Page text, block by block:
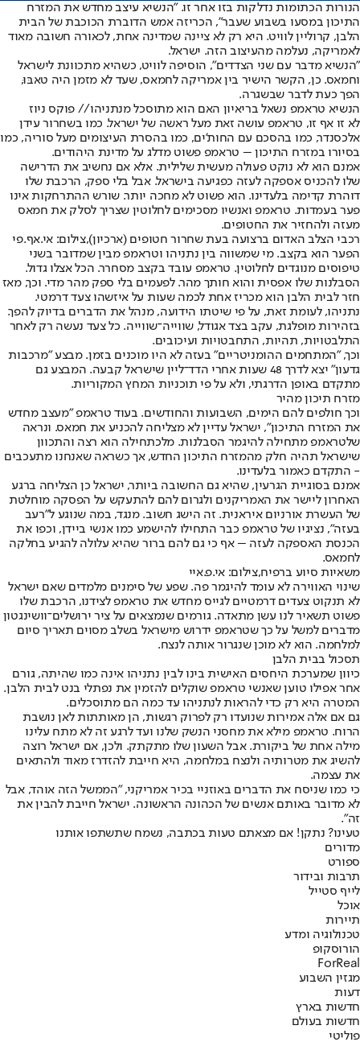
הנורות הכתומות נדלקות בזו אחר זו. "הנשיא עיצב מחדש את המזרח
התיכון במסעו בשבוע שעבר", הכריזה אמש הדוברת הכוכבת של הבית
הלבן, קרוליין לוויט. היא רק לא ציינה שמדינה אחת, לכאורה חשובה מאוד
לאמריקה, נעלמה מהעיצוב הזה. ישראל.
"הנשיא מדבר עם שני הצדדים", הוסיפה לוויט, כשהיא מתכוונת לישראל
וחמאס. כן, הקשר הישיר בין אמריקה לחמאס, שעד לא מזמן היה טאבּוּ,
הפך כעת לדבר שבשגרה.
הנשיא טראמפ נשאל בריאיון האם הוא מתוסכל מנתניהו// פוקס ניוז
לא זו אף זו, טראמפ עושה זאת מעל ראשה של ישראל. כמו בשחרור עידן
אלכסנדר, כמו בהסכם עם החות'ים, כמו בהסרת העיצומים מעל סוריה, כמו
בסיורו במזרח התיכון – טראמפ פשוט מדלג על מדינת היהודים.
אמנם הוא לא נוקט פעולה מעשית שלילית. אלא אם נחשיב את הדרישה
שלו להכניס אספקה לעזה כפגיעה בישראל. אבל בלי ספק, הרכבת שלו
דוהרת קדימה בלעדינו. הוא פשוט לא מחכה יותר. שורש ההתרחקות אינו
פער בעמדות. טראמפ ואנשיו מסכימים לחלוטין שצריך לסלק את חמאס
מעזה ולהחזיר את החטופים.
רכבי הצלב האדום ברצועה בעת שחרור חטופים (ארכיון),צילום: אי.אף.פי
הפער הוא בקצב. מי שמשווה בין נתניהו וטראמפ מבין שמדובר בשני
טיפוסים מנוגדים לחלוטין. טראמפ עובד בקצב מסחרר. הכל אצלו גדול.
הסבלנות שלו אפסית והוא חותך מהר. לפעמים בלי ספק מהר מדי. וכך, מאז
חזר לבית הלבן הוא מכריז אחת לכמה שעות על איזשהו צעד דרמטי.
נתניהו, לעומת זאת, על פי שיטתו הידועה, מנהל את הדברים בדיוק להפך.
בזהירות מופלגת, עקב בצד אגודל, שווייה־שווייה. כל צעד נעשה רק לאחר
התלבטויות, תהיות, התחבטויות ועיכובים.
וכך, "המתחמים ההומניטריים" בעזה לא היו מוכנים בזמן. מבצע "מרכבות
גדעון" יצא לדרך 48 שעות אחרי הדד־ליין שישראל קבעה. המבצע גם
מתקדם באופן הדרגתי, ולא על פי תוכניות המחץ המקוריות.
מזרח תיכון מהיר
וכך חולפים להם הימים, השבועות והחודשים. בעוד טראמפ "מעצב מחדש
את המזרח התיכון", ישראל עדיין לא מצליחה להכניע את חמאס. ונראה
שלטראמפ מתחילה להיגמר הסבלנות. מלכתחילה הוא רצה והתכוון
שישראל תהיה חלק מהמזרח התיכון החדש, אך כשראה שאנחנו מתעכבים
- התקדם כאמור בלעדינו.
אמנם בסוגיית הגרעין, שהיא גם החשובה ביותר, ישראל כן הצליחה ברגע
האחרון ליישר את האמריקנים ולגרום להם להתעקש על הפסקה מוחלטת
של העשרת אורניום איראנית. זה הישג חשוב. מנגד, במה שנוגע ל"רעב
בעזה", נציגיו של טראמפ כבר התחילו להישמע כמו אנשי ביידן, וכפו את
הכנסת האספקה לעזה – אף כי גם להם ברור שהיא עלולה להגיע בחלקה
לחמאס.
משאיות סיוע ברפיח,צילום: אי.פ.איי
שינוי האווירה לא עומד להיגמר פה. שפע של סימנים מלמדים שאם ישראל
לא תנקוט צעדים דרמטיים לגייס מחדש את טראמפ לצידנו, הרכבת שלו
פשוט תשאיר לנו עשן מתאדה. גורמים שנמצאים על ציר ירושלים־וושינגטון
מדברים למשל על כך שטראמפ ידרוש מישראל בשלב מסוים תאריך סיום
למלחמה. הוא לא מוכן שנגרור אותה לנצח.
תסכול בבית הלבן
כיוון שמערכת היחסים האישית בינו לבין נתניהו אינה כמו שהיתה, גורם
אחר אפילו טוען שאנשי טראמפ שוקלים להזמין את נפתלי בנט לבית הלבן.
המטרה היא רק כדי להראות לנתניהו עד כמה הם מתוסכלים.
גם אם אלה אמירות שנועדו רק לפרוק רגשות, הן מאותתות לאן נושבת
הרוח. טראמפ מילא את מחסני הנשק שלנו ועד לרגע זה לא מתח עלינו
מילה אחת של ביקורת. אבל השעון שלו מתקתק. ולכן, אם ישראל רוצה
להשיג את מטרותיה ולנצח במלחמה, היא חייבת להזדרז מאוד ולהתאים
את עצמה.
כי כמו שניסח את הדברים באוזניי בכיר אמריקני, "הממשל הזה אוהד, אבל
לא מדובר באותם אנשים של הכהונה הראשונה. ישראל חייבת להבין את
זה".
טעינו? נתקן! אם מצאתם טעות בכתבה, נשמח שתשתפו אותנו
מדורים
ספורט
תרבות ובידור
לייף סטייל
אוכל
תיירות
טכנולוגיה ומדע
הורוסקופ
ForReal
מגזין השבוע
דעות
חדשות בארץ
חדשות בעולם
פוליטי